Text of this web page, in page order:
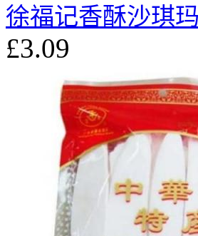
徐福记香酥沙琪
£3.09